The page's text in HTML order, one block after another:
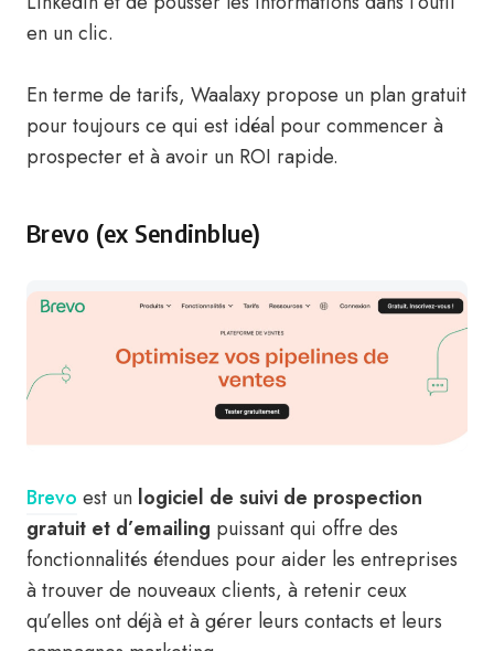
en un clic.
En terme de tarifs, Waalaxy propose un plan gratuit
pour toujours ce qui est idéal pour commencer à
prospecter et à avoir un ROI rapide.
Brevo (ex Sendinblue)
Brevo est un logiciel de suivi de prospection
gratuit et d’emailing puissant qui offre des
fonctionnalités étendues pour aider les entreprises
à trouver de nouveaux clients, à retenir ceux
qu’elles ont déjà et à gérer leurs contacts et leurs